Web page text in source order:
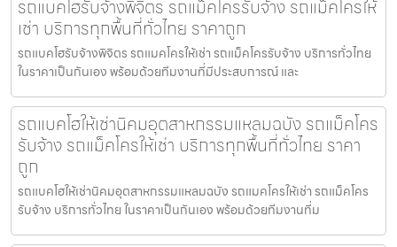
รถแบคโฮรับจ้างพิจิตร รถแม็คโครรับจ้าง รถแม็คโครให้
เช่า บริการทุกพื้นที่ทั่วไทย ราคาถูก
รถแบคโฮรับจ้างพิจิตร รถแมคโครให้เช่า รถแม็คโครรับจ้าง บริการทั่วไทย
ในราคาเป็นกันเอง พร้อมด้วยทีมงานที่มีประสบการณ์ และ
รถแบคโฮให้เช่านิคมอุตสาหกรรมแหลมฉบัง รถแม็คโคร
รับจ้าง รถแม็คโครให้เช่า บริการทุกพื้นที่ทั่วไทย ราคา
ถูก
รถแบคโฮให้เช่านิคมอุตสาหกรรมแหลมฉบัง รถแมคโครให้เช่า รถแม็คโคร
รับจ้าง บริการทั่วไทย ในราคาเป็นกันเอง พร้อมด้วยทีมงานที่ม